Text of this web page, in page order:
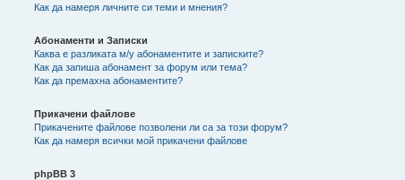
Как да намеря личните си теми и мнения?
Абонаменти и Записки
Каква е разликата м/у абонаментите и записките?
Как да запиша абонамент за форум или тема?
Как да премахна абонаментите?
Прикачени файлове
Прикачените файлове позволени ли са за този форум?
Как да намеря всички мой прикачени файлове
phpBB 3